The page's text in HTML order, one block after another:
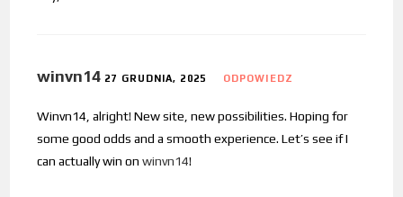
winvn14 27 GRUDNIA, 2025 ODPOWIEDZ
Winvn14, alright! New site, new possibilities. Hoping for
some good odds and a smooth experience. Let’s see if I
can actually win onwinvn14!